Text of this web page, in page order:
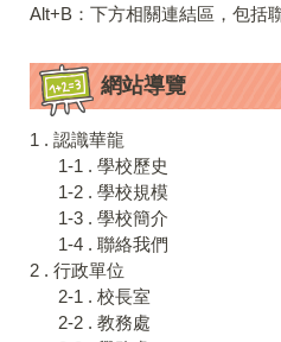
Alt+B：下方相關連結區，包括
網站導覽
1 . 認識華龍
1-1 . 學校歷史
1-2 . 學校規模
1-3 . 學校簡介
1-4 . 聯絡我們
2 . 行政單位
2-1 . 校長室
2-2 . 教務處